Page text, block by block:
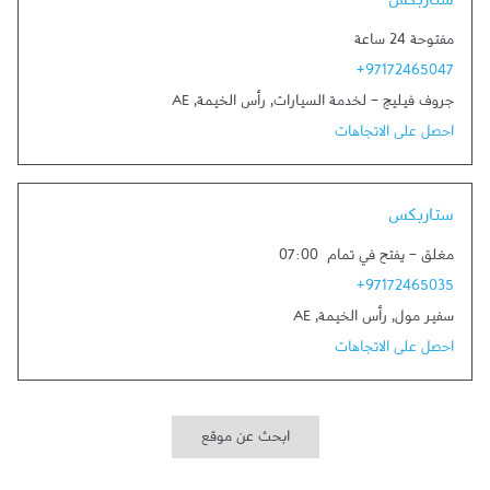
مفتوحة 24 ساعة
+97172465047
جروف فيليج - لخدمة السيارات, رأس الخيمة,
AE
احصل على الاتجاهات
ستاربكس
مغلق - يفتح في تمام 07:00
+97172465035
سفير مول, رأس الخيمة,
AE
احصل على الاتجاهات
ابحث عن موقع